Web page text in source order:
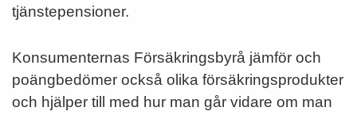
tjänstepensioner.
Konsumenternas Försäkringsbyrå jämför och
poängbedömer också olika försäkringsprodukter
och hjälper till med hur man går vidare om man